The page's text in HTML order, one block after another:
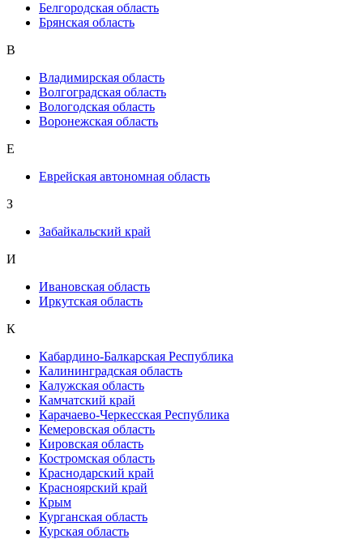
Белгородская область
Брянская область
В
Владимирская область
Волгоградская область
Вологодская область
Воронежская область
Е
Еврейская автономная область
З
Забайкальский край
И
Ивановская область
Иркутская область
К
Кабардино-Балкарская Республика
Калининградская область
Калужская область
Камчатский край
Карачаево-Черкесская Республика
Кемеровская область
Кировская область
Костромская область
Краснодарский край
Красноярский край
Крым
Курганская область
Курская область